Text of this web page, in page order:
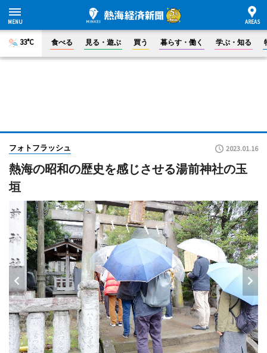
33°C 食べる 見る・遊ぶ 買う 暮らす・働く 学ぶ・知る
フォトフラッシュ 2023.01.16
熱海の昭和の歴史を感じさせる湯前神社の玉
垣